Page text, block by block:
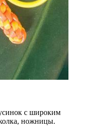
с широким
ножницы.